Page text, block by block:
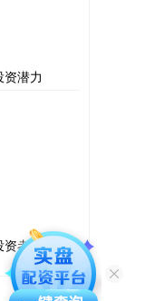
潜力
资者实现财